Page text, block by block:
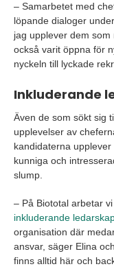
– Samarbetet med
löpande dialoger
jag upplever dem
också varit öppna för
nyckeln till lyckade
Inkluderande
Även de som sökt sig
upplevelser av
kandidaterna
kunniga och
slump.
– På Biototal arbetar
inkluderande
organisation där
ansvar, säger Elina
finns alltid här och